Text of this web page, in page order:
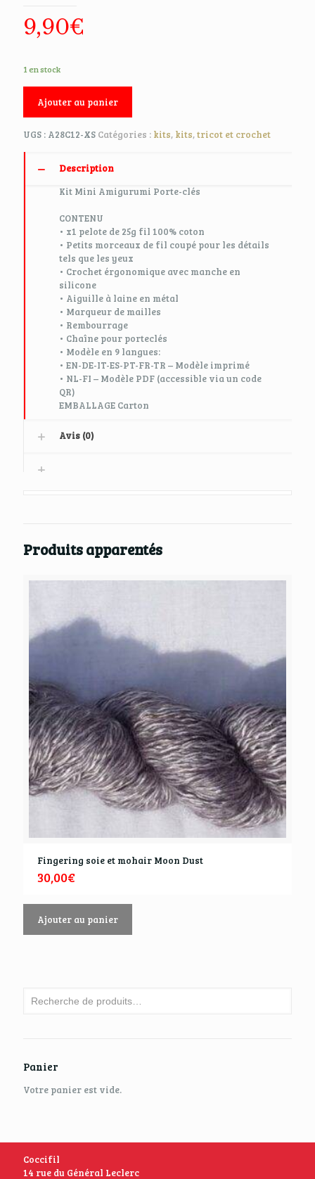
9,90€
1 en stock
Ajouter au panier
UGS : A28C12-XS Catégories : kits, kits,tricot et crochet
Description
Kit Mini Amigurumi Porte-clés
CONTENU
• x1 pelote de 25g fil 100% coton
• Petits morceaux de fil coupé pour les détails
tels que les yeux
• Crochet érgonomique avec manche en
silicone
• Aiguille à laine en métal
• Marqueur de mailles
• Rembourrage
• Chaîne pour porteclés
• Modèle en 9 langues:
• EN-DE-IT-ES-PT-FR-TR – Modèle imprimé
• NL-FI – Modèle PDF (accessible via un code
QR)
EMBALLAGE Carton
Avis (0)
Produits apparentés
Fingering soie et mohair Moon Dust
30,00€
Ajouter au panier
Panier
Votre panier est vide.
Coccifil
14 rue du Général Leclerc